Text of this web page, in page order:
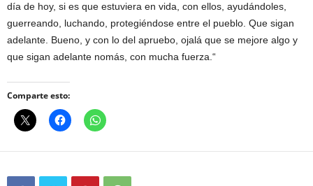
día de hoy, si es que estuviera en vida, con ellos, ayudándoles,
guerreando, luchando, protegiéndose entre el pueblo. Que sigan
adelante. Bueno, y con lo del apruebo, ojalá que se mejore algo y
que sigan adelante nomás, con mucha fuerza.“
Comparte esto: